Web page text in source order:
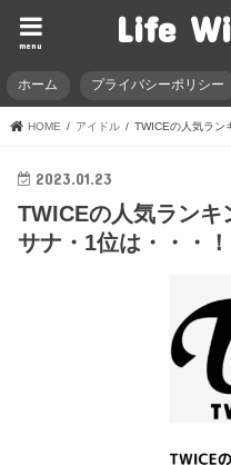
Life
menu
ホーム プライバシーポリシー
HOME アイドル TWICEの人気ラン
2023.01.23
TWICEの人気ランキ
サナ・1位は・・・！